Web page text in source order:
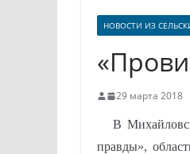
НОВОСТИ ИЗ
29 марта 2018
В
правды»,